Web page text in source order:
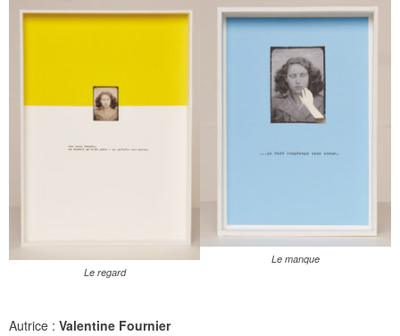
Le regard
Le manque
Autrice : Valentine Fournier